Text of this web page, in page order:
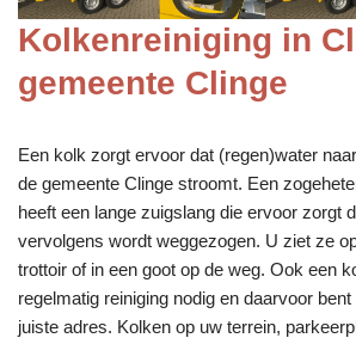
Kolkenreiniging in
gemeente Clinge
Een kolk zorgt ervoor dat (regen)water
de gemeente Clinge stroomt. Een
heeft een lange zuigslang die ervoor zorgt
vervolgens wordt weggezogen. U ziet ze
trottoir of in een goot op de weg. Ook een
regelmatig reiniging nodig en daarvoor
juiste adres. Kolken op uw terrein,